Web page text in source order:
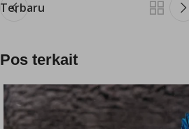
Terbaru
Pos terkait